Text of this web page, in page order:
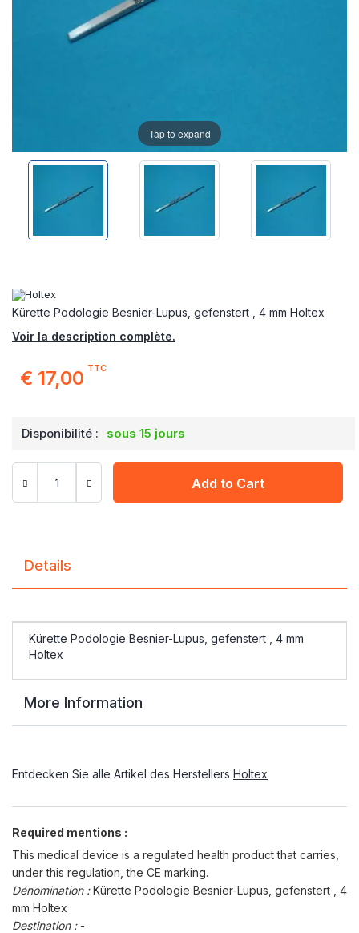
Kürette Podologie Besnier-Lupus, gefenstert , 4 mm Holtex
Voir la description complète.
€ 17,00 TTC
Disponibilité : sous 15 jours
Add to Cart
Tap to expand
Details
Kürette Podologie Besnier-Lupus, gefenstert , 4 mm
Holtex
More Information
Entdecken Sie alle Artikel des Herstellers Holtex
Required mentions :
This medical device is a regulated health product that carries,
under this regulation, the CE marking.
Dénomination :Kürette Podologie Besnier-Lupus, gefenstert , 4
mm Holtex
Destination : -